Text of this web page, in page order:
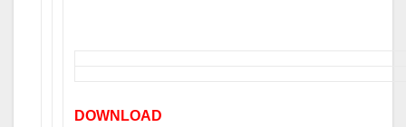
DOWNLOAD